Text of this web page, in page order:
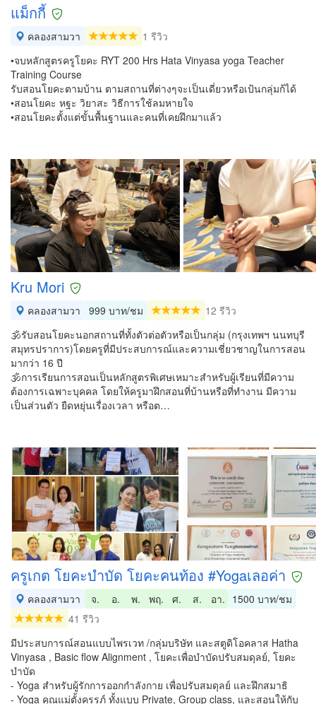
แม็กกี้
คลองสามวา
1 รีวิว
•จบหลักสูตรครูโยคะ RYT 200 Hrs Hata Vinyasa yoga Teacher
Training Course
รับสอนโยคะตามบ้าน ตามสถานที่ต่างๆจะเป็นเดี่ยวหรือเป้นกลุ่มก้ได้
•สอนโยคะ หฐะ วิยาสะ วิธีการใช้ลมหายใจ
•สอนโยคะตั้งแต่ขั้นพื้นฐานและคนที่เคยฝึกมาแล้ว
Kru Mori
คลองสามวา 999 บาท/ชม
12 รีวิว
🕉️รับสอนโยคะนอกสถานที่ทั้งตัวต่อตัวหรือเป็นกลุ่ม (กรุงเทพฯ นนทบุรี
สมุทรปราการ)โดยครูที่มีประสบการณ์​และความ​เชี่ยวชาญ​ในการสอน
มากว่า 16 ปี
🕉️การเรียนการสอนเป็นหลักสูตรพิเศษเหมาะสำหรับผู้เรียนที่มีความ
ต้องการเฉพาะบุคคล โดยให้ครูมาฝึกสอนที่บ้านหรือที่ทำงาน มีความ
เป็นส่วนตัว ยืดหยุ่นเรื่องเวลา หรือต…
ครูเกต โยคะบำบัด โยคะคนท้อง #Yogaเลอค่า
คลองสามวา จ. อ. พ. พฤ. ศ. ส. อา. 1500 บาท/ชม
41 รีวิว
มีประสบการณ์สอนแบบไพรเวท /กลุ่มบริษัท และสตูดิโอคลาส Hatha
Vinyasa , Basic flow Alignment , โยคะเพื่อบำบัดปรับสมดุลย์, โยคะ
บำบัด
- Yoga สำหรับผู้รักการออกกำลังกาย เพื่อปรับสมดุลย์ และฝึกสมาธิ
- Yoga คุณแม่ตั้งครรภ์ ทั้งแบบ Private, Group class, และสอนให้กับ